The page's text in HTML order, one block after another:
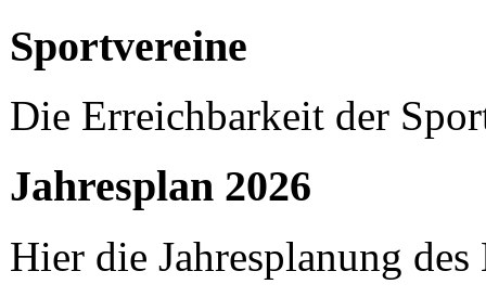
Sportvereine
Die Erreichbarkeit der
Jahresplan 2026
Hier die Jahresplanung